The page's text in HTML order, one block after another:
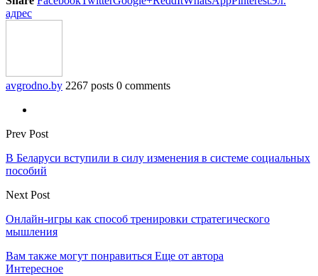
адрес
avgrodno.by 2267 posts 0 comments
Prev Post
В Беларуси вступили в силу изменения в системе социальных
пособий
Next Post
Онлайн-игры как способ тренировки стратегического
мышления
Вам также могут понравиться Еще от автора
Интересное